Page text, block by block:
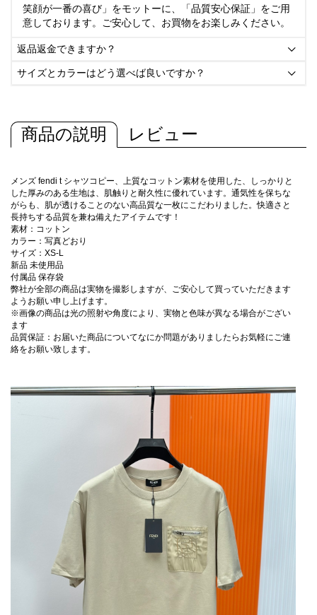
笑顔が一番の喜び」をモットーに、「品質安心保証」をご用
意しております。ご安心して、お買物をお楽しみください。
返品返金できますか？ 
サイズとカラーはどう選べば良いですか？ 
商品の説明 レビュー
メンズ fendi t シャツコピー、上質なコットン素材を使用した、しっかりと
した厚みのある生地は、肌触りと耐久性に優れています。通気性を保ちな
がらも、肌が透けることのない高品質な一枚にこだわりました。快適さと
長持ちする品質を兼ね備えたアイテムです！
素材：コットン
カラー：写真どおり
サイズ：XS-L
新品 未使用品
付属品 保存袋
弊社が全部の商品は実物を撮影しますが、ご安心して買っていただきます
ようお願い申し上げます。
※画像の商品は光の照射や角度により、実物と色味が異なる場合がござい
ます
品質保証：お届いた商品についてなにか問題がありましたらお気軽にご連
絡をお願い致します。